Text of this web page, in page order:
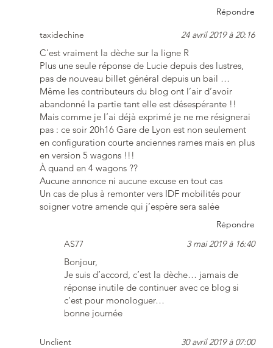
Répondre
taxidechine 24 avril 2019 à 20:16
C’est vraiment la dèche sur la ligne R
Plus une seule réponse de Lucie depuis des lustres,
pas de nouveau billet général depuis un bail …
Même les contributeurs du blog ont l’air d’avoir
abandonné la partie tant elle est désespérante !!
Mais comme je l’ai déjà exprimé je ne me résignerai
pas : ce soir 20h16 Gare de Lyon est non seulement
en configuration courte anciennes rames mais en plus
en version 5 wagons !!!
À quand en 4 wagons ??
Aucune annonce ni aucune excuse en tout cas
Un cas de plus à remonter vers IDF mobilités pour
soigner votre amende qui j’espère sera salée
Répondre
AS77
3 mai 2019 à 16:40
Bonjour,
Je suis d’accord, c’est la dèche… jamais de
réponse inutile de continuer avec ce blog si
c’est pour monologuer…
bonne journée
Unclient 30 avril 2019 à 07:00